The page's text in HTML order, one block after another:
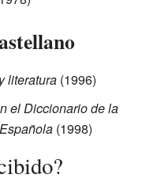
literatura (1996)
el Diccionario de la
(1998)